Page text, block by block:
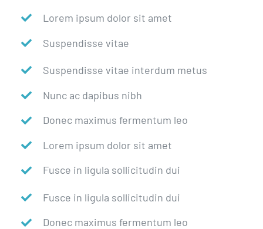
Lorem ipsum dolor sit amet
Suspendisse vitae
Suspendisse vitae interdum metus
Nunc ac dapibus nibh
Donec maximus fermentum leo
Lorem ipsum dolor sit amet
Fusce in ligula sollicitudin dui
Fusce in ligula sollicitudin dui
Donec maximus fermentum leo